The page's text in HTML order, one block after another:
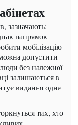
зазначають:
напрямок
мобілізацію
допустити
без належної
залишаються в
видання одне
тих, хто